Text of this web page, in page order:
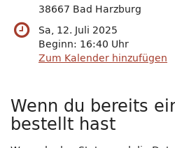
38667 Bad Harzburg
Sa, 12. Juli 2025
Beginn: 16:40 Uhr
Zum Kalender hinzufügen
Wenn du bereits
bestellt hast